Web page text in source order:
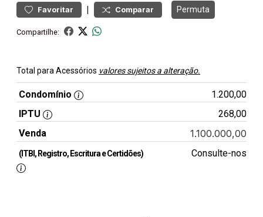
Favoritar | Comparar Permuta
Compartilhe:
Total para Acessórios valores sujeitos a alteração.
Condomínio
1.200,00
IPTU
268,00
Venda
1.100.000,00
(ITBI, Registro, Escritura e Certidões) Consulte-nos